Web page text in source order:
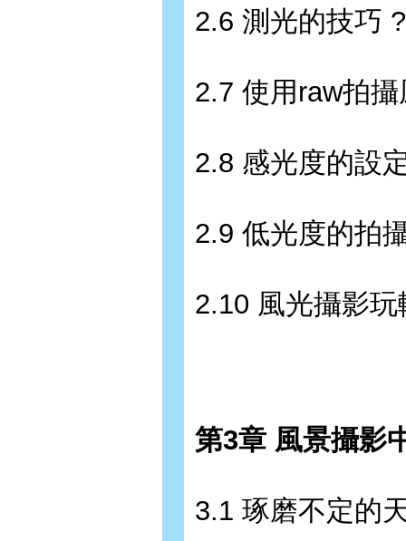
2.6 測光的技巧 ?
2.7 使用raw拍
2.8 感光度的設
2.9 低光度的拍
2.10 風光攝影
第3章 風景攝影
3.1 琢磨不定的